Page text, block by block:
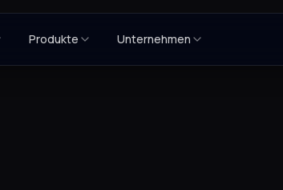
Produkte Unternehmen